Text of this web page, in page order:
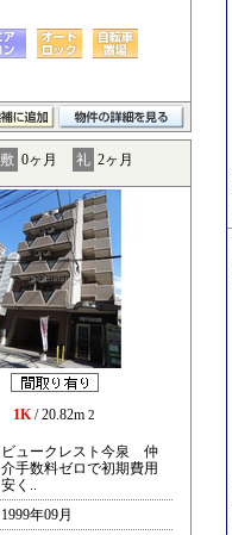
敷 0ヶ月 礼 2ヶ月
1K/ 20.82m 2
ビュークレスト今泉 仲
介手数料ゼロで初期費用
安く..
1999年09月